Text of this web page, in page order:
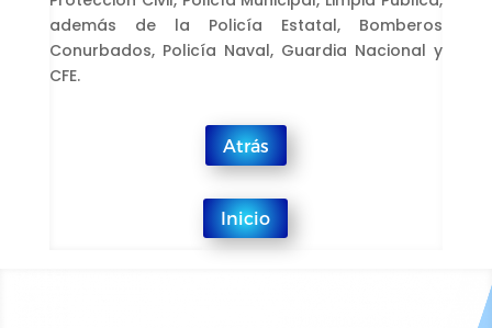
además de la Policía Estatal, Bomberos
Conurbados, Policía Naval, Guardia Nacional y
CFE.
Atrás
Inicio